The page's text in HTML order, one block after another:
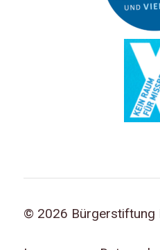
© 2026 Bürgerstiftung